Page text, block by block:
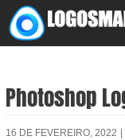
Skip
to
Photoshop
16 DE FEVEREIRO, 2022